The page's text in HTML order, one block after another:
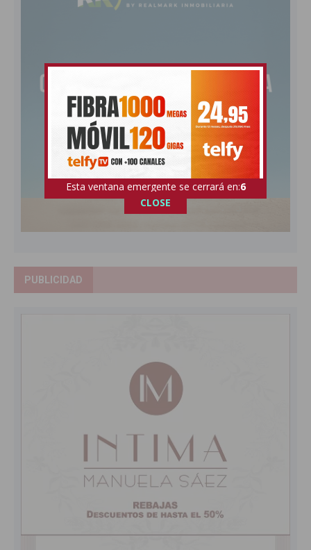
PUBLICIDAD
Esta ventana emergente se cerrará en:5
CLOSE